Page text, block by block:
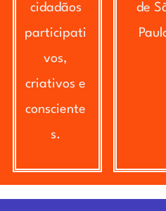
cidadãos
participati
vos,
criativos e
consciente
s.
de